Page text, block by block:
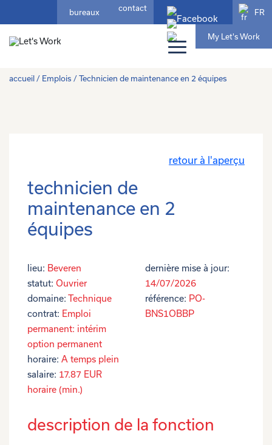
FR
contact
bureaux
My Let's Work
accueil/ Emplois / Technicien de maintenance en 2 équipes
retour à l'aperçu
technicien de
maintenance en 2
équipes
lieu: Beveren
statut: Ouvrier
domaine: Technique
contrat: Emploi
permanent: intérim
option permanent
horaire: A temps plein
salaire: 17.87 EUR
horaire (min.)
dernière mise à jour:
14/07/2026
référence: PO-
BNS1OBBP
description de la fonction